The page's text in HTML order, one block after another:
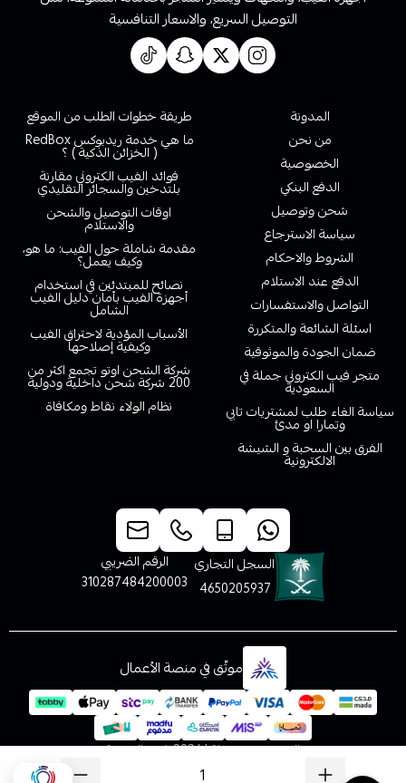
التوصيل السريع، والاسعار التنافسية
المدونة
من نحن
الخصوصية
الدفع البنكي
شحن وتوصيل
سياسة الاسترجاع
الشروط والاحكام
الدفع عند الاستلام
التواصل والاستفسارات
اسئلة الشائعة والمتكررة
ضمان الجودة والموثوقية
متجر فيب الكتروني جملة في
السعودية
سياسة الغاء طلب لمشتريات تابي
وتمارا او مدئ
الفرق بين السحبة و الشيشة
الالكترونية
طريقة خطوات الطلب من الموقع
ما هي خدمة ريدبوكس RedBox
( الخزائن الذكية ) ؟
فوائد الفيب الكتروني مقارنة
بلتدخين والسجائر التقليدي
اوقات التوصيل والشحن
والاستلام
مقدمة شاملة حول الفيب: ما هو،
وكيف يعمل؟
نصائح للمبتدئين في استخدام
أجهزة الفيب بأمان دليل الفيب
الشامل
الأسباب المؤدية لاحتراق الفيب
وكيفية إصلاحها
شركة الشحن اوتو تجمع اكثر من
200 شركة شحن داخلية ودولية
نظام الولاء نقاط ومكافاة
السجل التجاري
4650205937
الرقم الضريبي
310287484200003
موثّق في منصة الأعمال
الحقوق محفوظة | 2026 فيب المدينة